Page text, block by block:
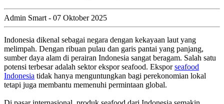
Admin Smart - 07 Oktober 2025
Indonesia dikenal sebagai negara dengan kekayaan laut yang
melimpah. Dengan ribuan pulau dan garis pantai yang panjang,
sumber daya alam di perairan Indonesia sangat beragam. Salah satu
potensi terbesar adalah sektor ekspor seafood. Eksporseafood
Indonesia tidak hanya menguntungkan bagi perekonomian lokal
tetapi juga membantu memenuhi permintaan global.